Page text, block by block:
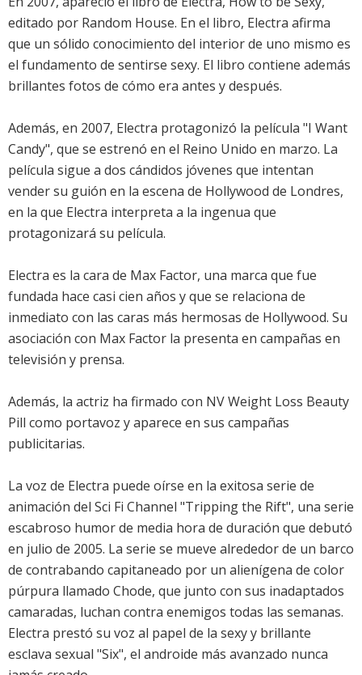
editado por Random House. En el libro, Electra afirma
que un sólido conocimiento del interior de uno mismo es
el fundamento de sentirse sexy. El libro contiene además
brillantes fotos de cómo era antes y después.
Además, en 2007, Electra protagonizó la película "I Want
Candy", que se estrenó en el Reino Unido en marzo. La
película sigue a dos cándidos jóvenes que intentan
vender su guión en la escena de Hollywood de Londres,
en la que Electra interpreta a la ingenua que
protagonizará su película.
Electra es la cara de Max Factor, una marca que fue
fundada hace casi cien años y que se relaciona de
inmediato con las caras más hermosas de Hollywood. Su
asociación con Max Factor la presenta en campañas en
televisión y prensa.
Además, la actriz ha firmado con NV Weight Loss Beauty
Pill como portavoz y aparece en sus campañas
publicitarias.
La voz de Electra puede oírse en la exitosa serie de
animación del Sci Fi Channel "Tripping the Rift", una serie
escabroso humor de media hora de duración que debutó
en julio de 2005. La serie se mueve alrededor de un barco
de contrabando capitaneado por un alienígena de color
púrpura llamado Chode, que junto con sus inadaptados
camaradas, luchan contra enemigos todas las semanas.
Electra prestó su voz al papel de la sexy y brillante
esclava sexual "Six", el androide más avanzado nunca